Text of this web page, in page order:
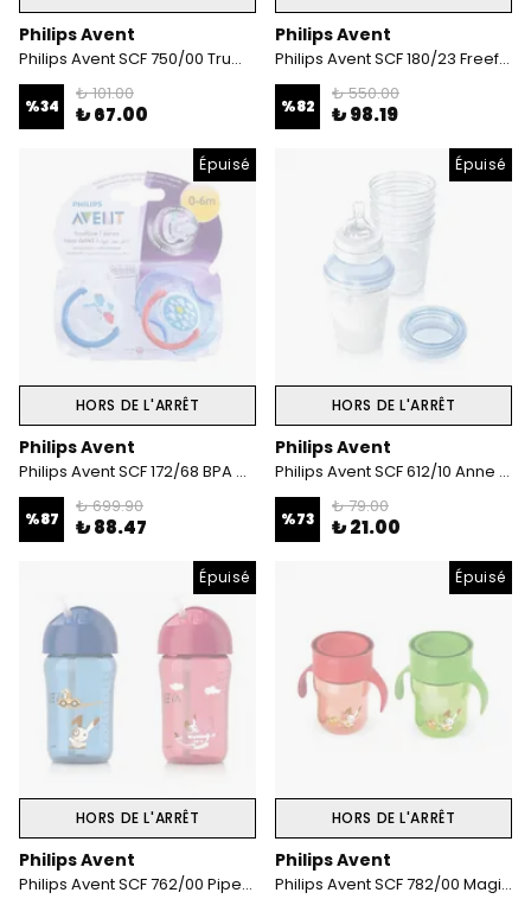
Philips Avent
Philips Avent SCF 750/00 Truman Magic Bardak 200ml
%34
₺ 101.00
₺ 67.00
Philips Avent
Philips Avent SCF 180/23 Freeflow Silikon Emzik 2'li 0-6 ay
%82
₺ 550.00
₺ 98.19
Épuisé
HORS DE L'ARRÊT
Philips Avent
Philips Avent SCF 172/68 BPA Desenli Emzik 0-6 Ay
%87
₺ 699.90
₺ 88.47
Épuisé
HORS DE L'ARRÊT
Philips Avent
Philips Avent SCF 612/10 Anne Sütü Kapları
%73
₺ 79.00
₺ 21.00
Épuisé
HORS DE L'ARRÊT
Philips Avent
Philips Avent SCF 762/00 Pipetli Bardak 340 Ml 18 ay+
Épuisé
HORS DE L'ARRÊT
Philips Avent
Philips Avent SCF 782/00 Magic Alıştırma Bardağı 260 Ml 12M+